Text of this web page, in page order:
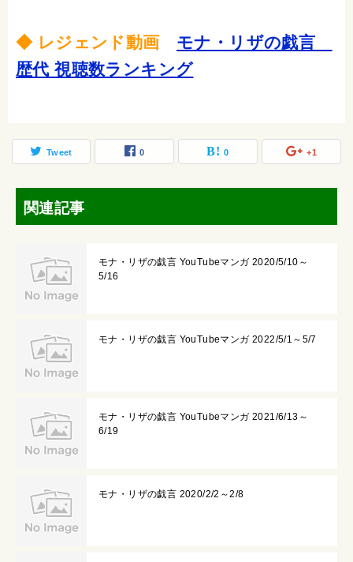
◆ レジェンド動画 モナ・リザの戯言
歴代 視聴数ランキング
Tweet 0 0 +1
関連記事
モナ・リザの戯言 YouTubeマンガ 2020/5/10～
5/16
モナ・リザの戯言 YouTubeマンガ 2022/5/1～5/7
モナ・リザの戯言 YouTubeマンガ 2021/6/13～
6/19
モナ・リザの戯言 2020/2/2～2/8